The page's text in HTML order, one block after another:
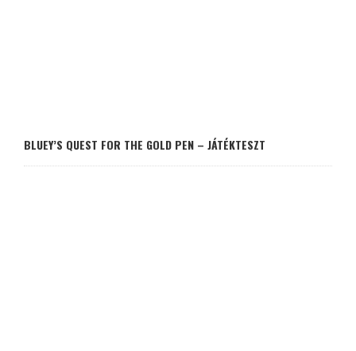
BLUEY’S QUEST FOR THE GOLD PEN – JÁTÉKTESZT